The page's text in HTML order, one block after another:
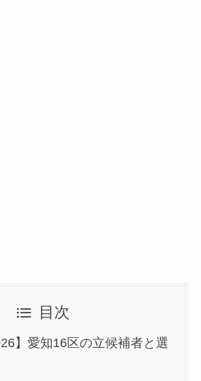
目次
】愛知16区の立候補者と選